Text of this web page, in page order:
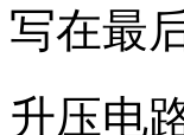
写在最
升压电